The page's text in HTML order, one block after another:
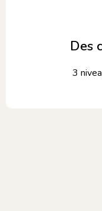
Des
3